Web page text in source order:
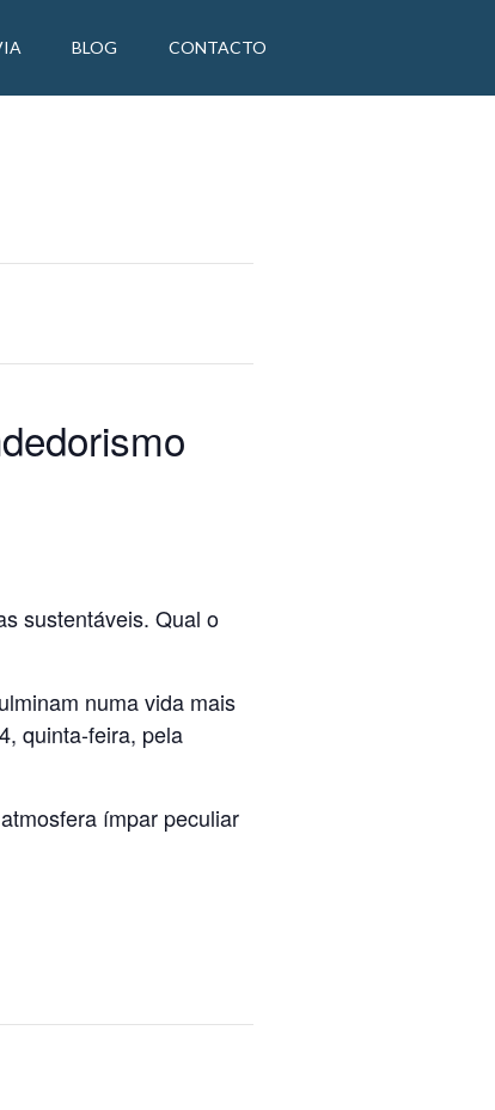
BLOG CONTACTO
sustentáveis. Qual o
numa vida mais
quinta-feira, pela
ímpar peculiar